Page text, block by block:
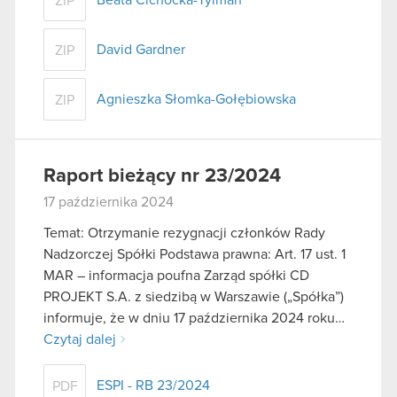
ZIP David Gardner
ZIP Agnieszka Słomka-Gołębiowska
Raport bieżący nr 23/2024
17 października 2024
Temat: Otrzymanie rezygnacji członków Rady
Nadzorczej Spółki Podstawa prawna: Art. 17 ust. 1
MAR – informacja poufna Zarząd spółki CD
PROJEKT S.A. z siedzibą w Warszawie („Spółka”)
informuje, że w dniu 17 października 2024 roku…
Czytaj dalej
PDF ESPI - RB 23/2024